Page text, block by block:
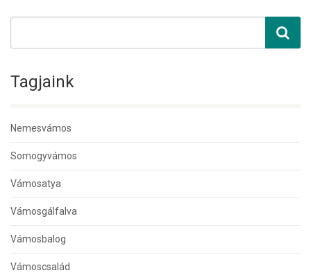
Tagjaink
Nemesvámos
Somogyvámos
Vámosatya
Vámosgálfalva
Vámosbalog
Vámoscsalád